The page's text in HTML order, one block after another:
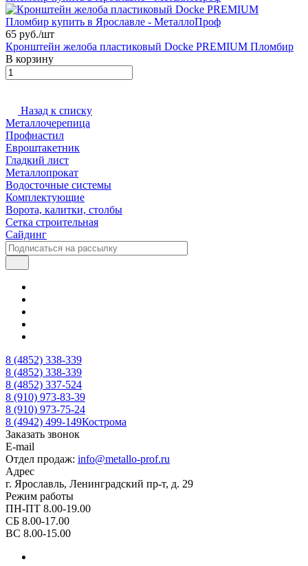
65 руб./шт
Кронштейн желоба пластиковый Docke PREMIUM Пломбир
В корзину
Назад к списку
Металлочерепица
Профнастил
Евроштакетник
Гладкий лист
Металлопрокат
Водосточные системы
Комплектующие
Ворота, калитки, столбы
Сетка строительная
Сайдинг
8 (4852) 338-339
8 (4852) 338-339
8 (4852) 337-524
8 (910) 973-83-39
8 (910) 973-75-24
8 (4942) 499-149Кострома
Заказать звонок
E-mail
Отдел продаж: info@metallo-prof.ru
Адрес
г. Ярославль, Ленинградский пр-т, д. 29
Режим работы
ПН-ПТ 8.00-19.00
СБ 8.00-17.00
ВС 8.00-15.00